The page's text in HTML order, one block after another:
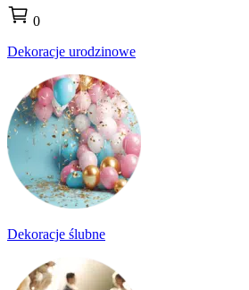
0
Dekoracje urodzinowe
Dekoracje ślubne